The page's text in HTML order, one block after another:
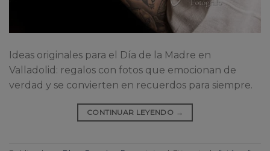
Ideas originales para el Día de la Madre en
Valladolid: regalos con fotos que emocionan de
verdad y se convierten en recuerdos para siempre.
CONTINUAR LEYENDO →